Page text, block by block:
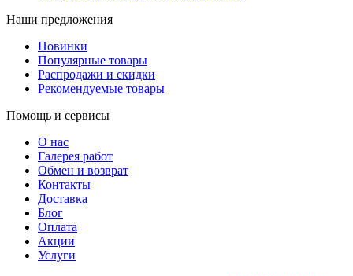
Наши предложения
Новинки
Популярные товары
Распродажи и скидки
Рекомендуемые товары
Помощь и сервисы
О нас
Галерея работ
Обмен и возврат
Контакты
Доставка
Блог
Оплата
Акции
Услуги